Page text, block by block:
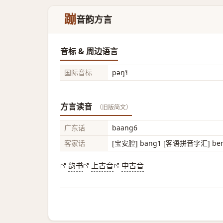
蹦音韵方言
音标 & 周边语言
国际音标 pəŋ˥˧
方言读音 （旧版简文）
广东话
baang6
客家话
[宝安腔] bang1 [客语拼音字汇]
韵书 上古音 中古音